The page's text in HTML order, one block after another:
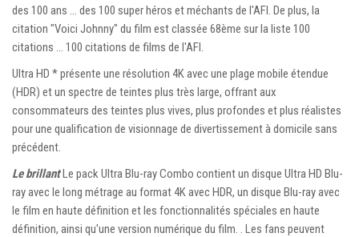
des 100 ans … des 100 super héros et méchants de l'AFI. De plus, la
citation "Voici Johnny" du film est classée 68ème sur la liste 100
citations … 100 citations de films de l'AFI.
Ultra HD * présente une résolution 4K avec une plage mobile étendue
(HDR) et un spectre de teintes plus très large, offrant aux
consommateurs des teintes plus vives, plus profondes et plus réalistes
pour une qualification de visionnage de divertissement à domicile sans
précédent.
Le brillantLe pack Ultra Blu-ray Combo contient un disque Ultra HD Blu-
ray avec le long métrage au format 4K avec HDR, un disque Blu-ray avec
le film en haute définition et les fonctionnalités spéciales en haute
définition, ainsi qu'une version numérique du film. . Les fans peuvent